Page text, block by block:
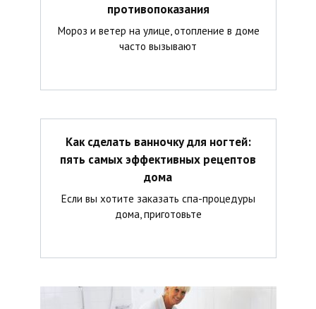
противопоказания
Мороз и ветер на улице, отопление в доме
часто вызывают
Как сделать ванночку для ногтей:
пять самых эффективных рецептов
дома
Если вы хотите заказать спа-процедуры
дома, приготовьте